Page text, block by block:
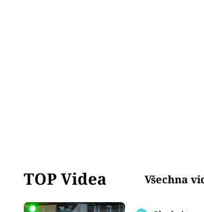
TOP Videa Všechna